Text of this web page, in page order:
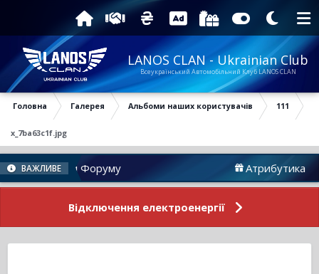
LANOS CLAN - Ukrainian Club
Всеукраїнський Автомобільний Клуб LANOS CLAN
Головна Галерея Альбоми наших користувачів 111
x_7ba63c1f.jpg
ВАЖЛИВЕ
Новини Форуму Атрибутика
Відключення електроенергії